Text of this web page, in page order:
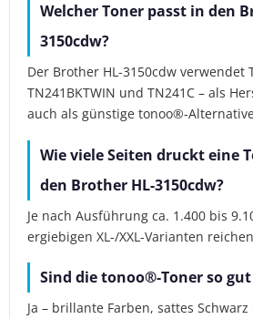
Welcher Toner passt in den
3150cdw?
Der Brother HL-3150cdw verwendet
TN241BKTWIN und TN241C – als
auch als günstige tonoo®-
Wie viele Seiten druckt eine
den Brother HL-3150cdw?
Je nach Ausführung ca. 1.400 bis
ergiebigen XL-/XXL-Varianten
Sind die tonoo®-Toner so
Ja – brillante Farben, sattes